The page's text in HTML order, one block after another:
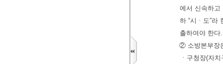
에서 신속하고
하 “시ㆍ도”라
출하여야 한
② 소방본부장
ㆍ구청장(자